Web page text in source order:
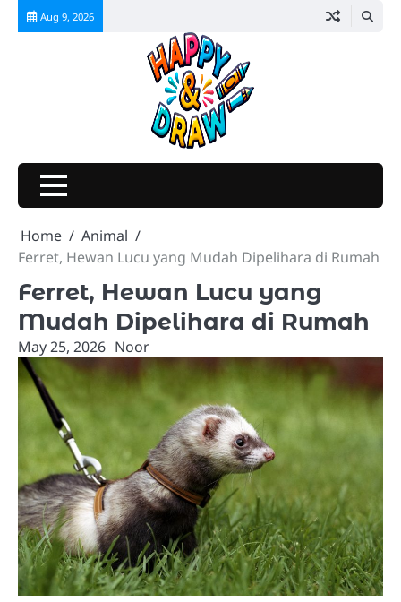
Skip
Aug 9, 2026
Home
Animal
Ferret, Hewan Lucu yang Mudah Dipelihara di Rumah
Ferret, Hewan Lucu yang
Mudah Dipelihara di Rumah
May 25, 2026 Noor